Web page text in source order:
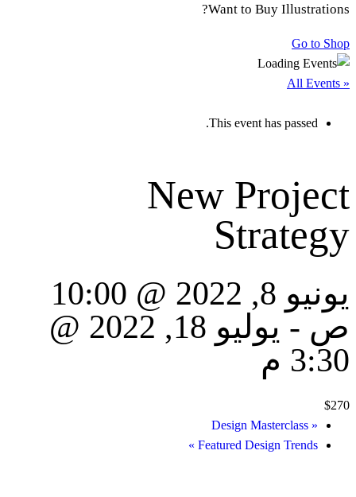
Want to Buy Illustrations?
Go to Shop
« All Events
This event has passed.
New Project
Strategy
يونيو 8, 2022 @ 10:00
ص -
يوليو 18, 2022 @
3:30 م
$270
«
Featured Design Trends
»